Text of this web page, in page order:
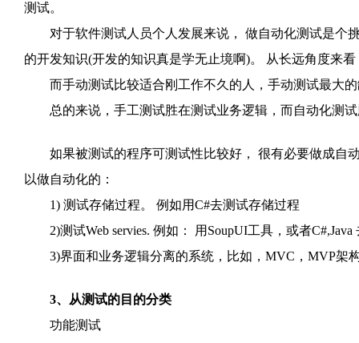
测试。
对于软件测试人员个人发展来说， 做自动化测试是个
的开发知识(开发的知识真是学无止境啊)。 从长远角度来
而手动测试比较适合刚工作不久的人，手动测试最大的
总的来说，手工测试胜在测试业务逻辑，而自动化测试
如果被测试的程序可测试性比较好， 很有必要做成自
以做自动化的：
1) 测试存储过程。 例如用C#去测试存储过程
2)测试Web servies. 例如： 用SoupUI工具，或者C#,Java
3)界面和业务逻辑分离的系统，比如，MVC，MVP架
3、从测试的目的分类
功能测试